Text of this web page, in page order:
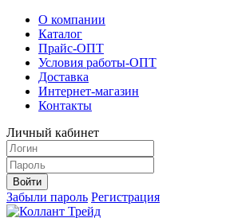
О компании
Каталог
Прайс-ОПТ
Условия работы-ОПТ
Доставка
Интернет-магазин
Контакты
Личный кабинет
Забыли пароль Регистрация